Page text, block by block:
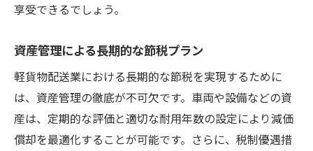
享受できるでしょう。
資産管理による長期的な節税プラン
軽貨物配送業における長期的な節税を実現するために
は、資産管理の徹底が不可欠です。車両や設備などの資
産は、定期的な評価と適切な耐用年数の設定により減価
償却を最適化することが可能です。さらに、税制優遇措